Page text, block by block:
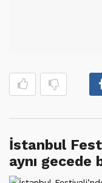
İstanbul
aynı gecede